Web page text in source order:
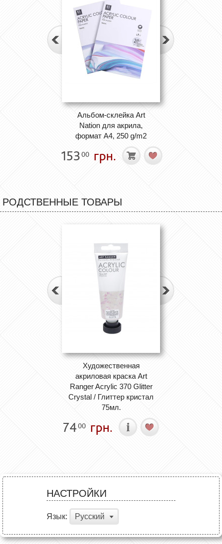
Альбом-склейка Art
Nation для акрила,
формат А4, 250 g/m2
15300 грн.
РОДСТВЕННЫЕ ТОВАРЫ
Художественная
акриловая краска Art
Ranger Acrylic 370 Glitter
Crystal / Глиттер кристал
75мл.
7400 грн.
НАСТРОЙКИ
Язык: Русский